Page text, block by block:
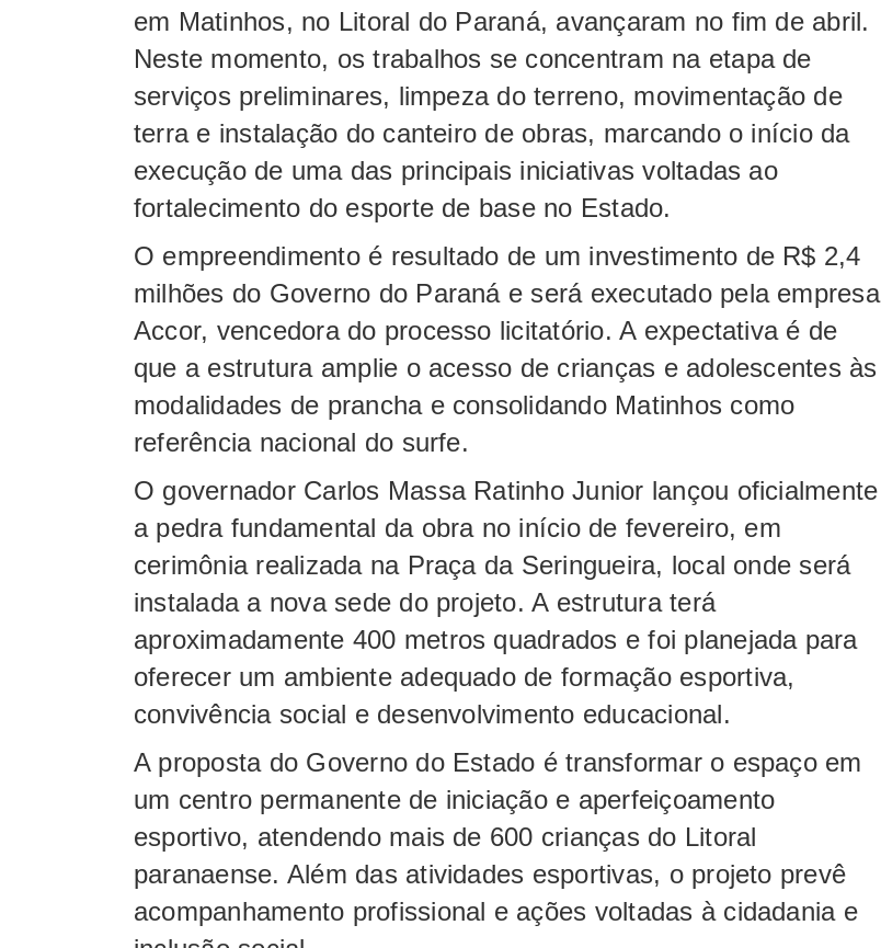
em Matinhos, no Litoral do Paraná, avançaram no fim de abril.
Neste momento, os trabalhos se concentram na etapa de
serviços preliminares, limpeza do terreno, movimentação de
terra e instalação do canteiro de obras, marcando o início da
execução de uma das principais iniciativas voltadas ao
fortalecimento do esporte de base no Estado.
O empreendimento é resultado de um investimento de R$ 2,4
milhões do Governo do Paraná e será executado pela empresa
Accor, vencedora do processo licitatório. A expectativa é de
que a estrutura amplie o acesso de crianças e adolescentes às
modalidades de prancha e consolidando Matinhos como
referência nacional do surfe.
O governador Carlos Massa Ratinho Junior lançou oficialmente
a pedra fundamental da obra no início de fevereiro, em
cerimônia realizada na Praça da Seringueira, local onde será
instalada a nova sede do projeto. A estrutura terá
aproximadamente 400 metros quadrados e foi planejada para
oferecer um ambiente adequado de formação esportiva,
convivência social e desenvolvimento educacional.
A proposta do Governo do Estado é transformar o espaço em
um centro permanente de iniciação e aperfeiçoamento
esportivo, atendendo mais de 600 crianças do Litoral
paranaense. Além das atividades esportivas, o projeto prevê
acompanhamento profissional e ações voltadas à cidadania e